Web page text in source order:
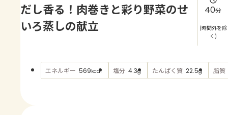
AJINOMOTO PARK とは
だし香る！肉巻きと彩り野菜のせ
いろ蒸しの献立
40分
(時間外を除
く)
エネルギー 569kcal 塩分 4.3g たんぱく質 22.5g 脂質